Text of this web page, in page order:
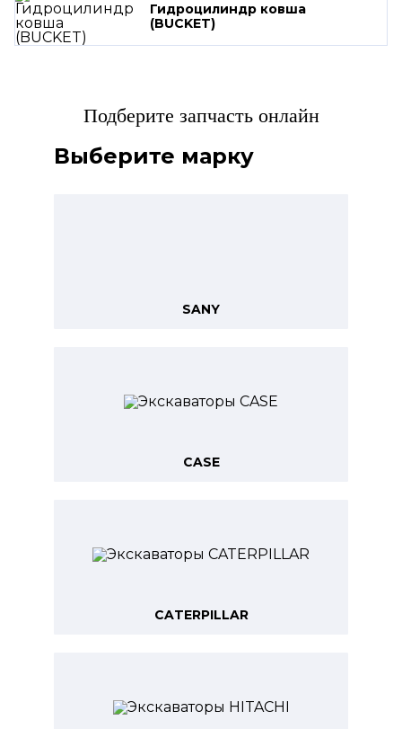
Гидроцилиндр ковша
(BUCKET)
Подберите запчасть онлайн
Выберите марку
SANY
CASE
CATERPILLAR